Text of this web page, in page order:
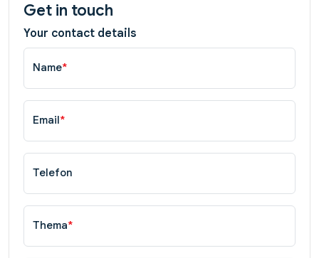
Get in touch
Your contact details
Name*
Email*
Telefon
Thema*